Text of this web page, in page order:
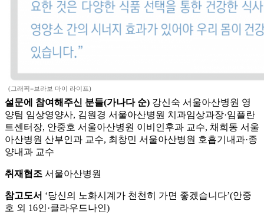
(그래픽=브라보 마이 라이프)
설문에 참여해주신 분들(가나다 순) 강신숙 서울아산병원 영
양팀 임상영양사, 김원경 서울아산병원 치과임상과장·임플란
트센터장, 안중호 서울아산병원 이비인후과 교수, 채희동 서울
아산병원 산부인과 교수, 최창민 서울아산병원 호흡기내과·종
양내과 교수
취재협조 서울아산병원
참고도서 ‘당신의 노화시계가 천천히 가면 좋겠습니다’(안중
호 외 16인·클라우드나인)